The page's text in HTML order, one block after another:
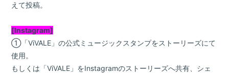
えて投稿。
[Instagram]
①「ViVALE」の公式ミュージックスタンプをストーリーズにて
使用。
もしくは「ViVALE」をInstagramのストーリーズへ共有、シェ